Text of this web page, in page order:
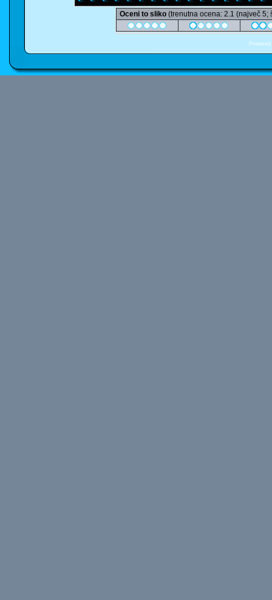
Oceni to sliko (trenutna ocena: 2.1 (največ 5;